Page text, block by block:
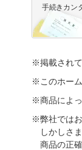
手続きカン
※掲載され
※このホー
※商品によ
※弊社では
しかしさ
商品の正